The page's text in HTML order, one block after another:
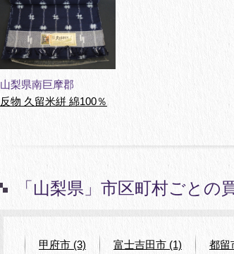
山梨県南巨摩郡
反物 久留米絣 綿100％
「山梨県」市区町村ごとの
甲府市 (3) 富士吉田市 (1) 都留